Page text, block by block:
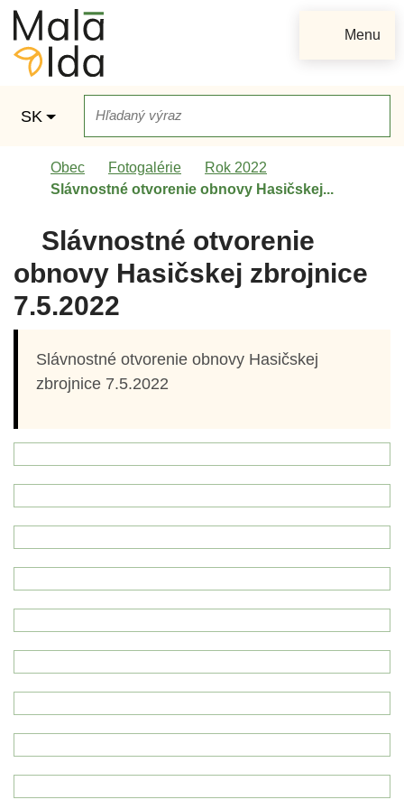
Menu
SKSlovensky
Úvodná stránka
Obec Fotogalérie
Rok 2022
Slávnostné otvorenie obnovy Hasičskej...
Slávnostné otvorenie
obnovy Hasičskej zbrojnice
7.5.2022
Slávnostné otvorenie obnovy Hasičskej
zbrojnice 7.5.2022